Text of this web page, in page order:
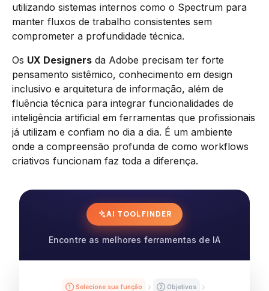
utilizando sistemas internos como o Spectrum para
manter fluxos de trabalho consistentes sem
comprometer a profundidade técnica.
Os UX Designers da Adobe precisam ter forte
pensamento sistêmico, conhecimento em design
inclusivo e arquitetura de informação, além de
fluência técnica para integrar funcionalidades de
inteligência artificial em ferramentas que profissionais
já utilizam e confiam no dia a dia. É um ambiente
onde a compreensão profunda de como workflows
criativos funcionam faz toda a diferença.
AI TOOL FINDER
Encontre as melhores ferramentas de IA
① Selecione sua função ② Objetivos